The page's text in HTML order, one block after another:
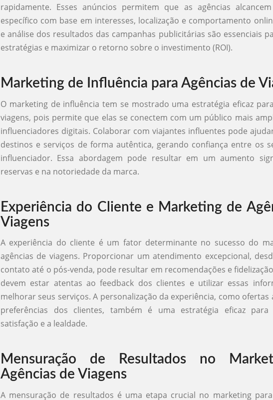
rapidamente. Esses anúncios permitem que as agências
específico com base em interesses, localização e comportamento
e análise dos resultados das campanhas publicitárias são essenciais
estratégias e maximizar o retorno sobre o investimento (ROI).
Marketing de Influência para Agências de
O marketing de influência tem se mostrado uma estratégia eficaz
viagens, pois permite que elas se conectem com um público mais
influenciadores digitais. Colaborar com viajantes influentes pode
destinos e serviços de forma autêntica, gerando confiança entre os
influenciador. Essa abordagem pode resultar em um aumento
reservas e na notoriedade da marca.
Experiência do Cliente e Marketing de
Viagens
A experiência do cliente é um fator determinante no sucesso do
agências de viagens. Proporcionar um atendimento excepcional,
contato até o pós-venda, pode resultar em recomendações e
devem estar atentas ao feedback dos clientes e utilizar essas
melhorar seus serviços. A personalização da experiência, como ofertas
preferências dos clientes, também é uma estratégia eficaz
satisfação e a lealdade.
Mensuração de Resultados no
Agências de Viagens
A mensuração de resultados é uma etapa crucial no marketing